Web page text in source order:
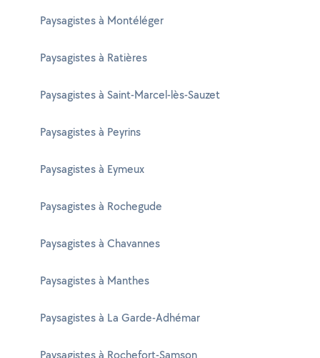
Paysagistes à Montéléger
Paysagistes à Ratières
Paysagistes à Saint-Marcel-lès-Sauzet
Paysagistes à Peyrins
Paysagistes à Eymeux
Paysagistes à Rochegude
Paysagistes à Chavannes
Paysagistes à Manthes
Paysagistes à La Garde-Adhémar
Paysagistes à Rochefort-Samson